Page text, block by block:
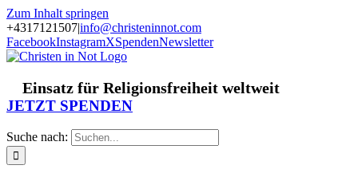
Zum Inhalt springen
+4317121507|info@christeninnot.com
FacebookInstagramXSpendenNewsletter
Einsatz für Religionsfreiheit weltweit
JETZT SPENDEN
Suche nach: